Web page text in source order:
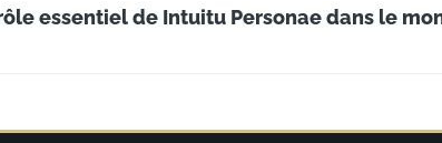
essentiel de Intuitu Personae dans le